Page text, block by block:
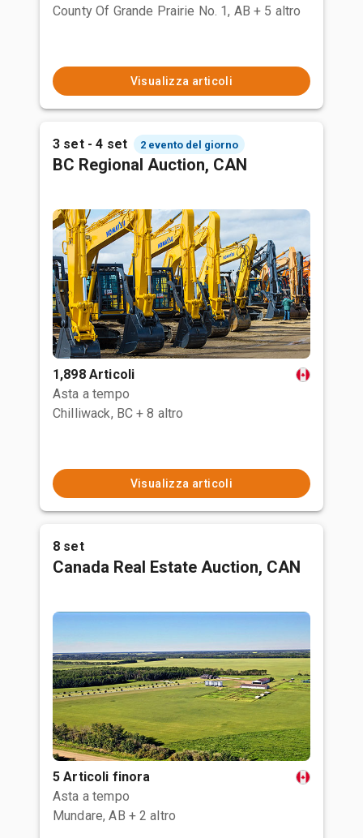
County Of Grande Prairie No. 1, AB + 5 altro
Visualizza articoli
3 set - 4 set 2 evento del giorno
BC Regional Auction, CAN
1,898 Articoli
Asta a tempo
Chilliwack, BC + 8 altro
Visualizza articoli
8 set
Canada Real Estate Auction, CAN
5 Articoli finora
Asta a tempo
Mundare, AB + 2 altro